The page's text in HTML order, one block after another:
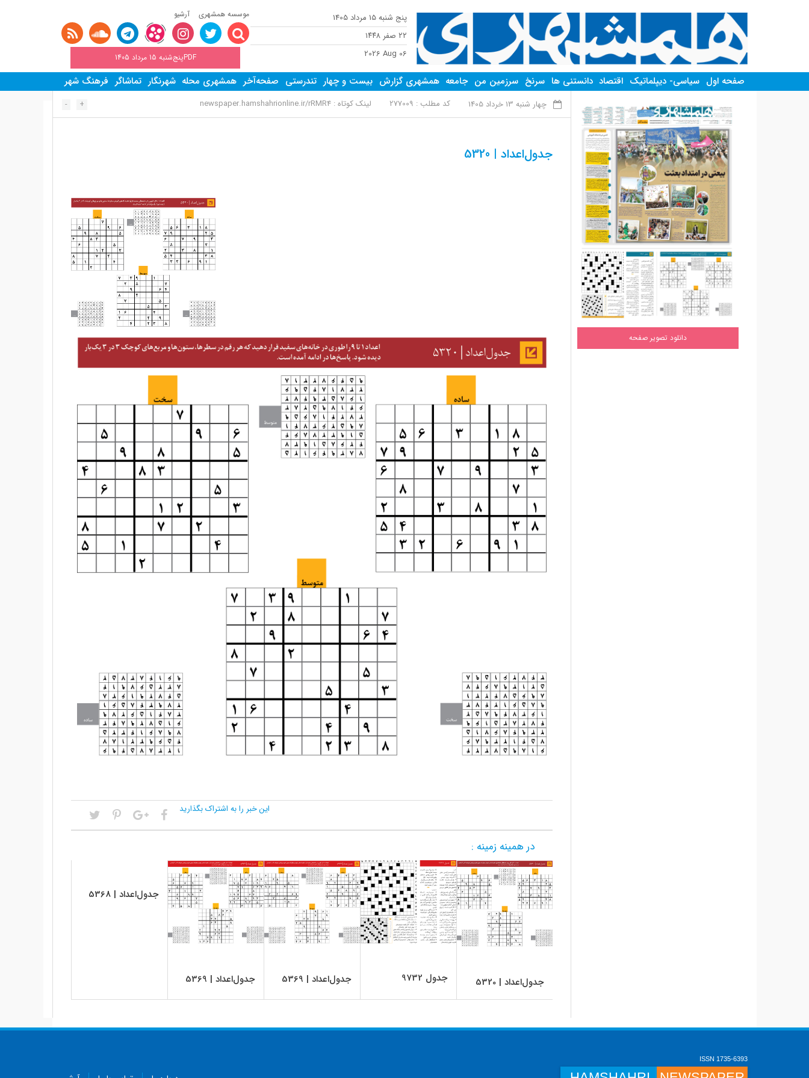
پنج شنبه 15 مرداد 1405
٢٢ صفر ١٤٤٨
2026 Aug 06
موسسه همشهری آرشیو
PDFپنج‌شنبه 15 مرداد 1405
صفحه اول سیاسی- دیپلماتیک اقتصاد دانستنی ها سرنخ سرزمین من جامعه همشهری گزارش بیست و چهار تندرستی صفحه‌آخر همشهری محله شهرنگار تماشاگر فرهنگ شهر
دانلود تصویر صفحه
چهار شنبه 13 خرداد 1405 کد مطلب : 277009 لینک کوتاه : newspaper.hamshahrionline.ir/rRMR4
+
-
جدول‌اعداد | 5320
این خبر را به اشتراک بگذارید
در همینه زمینه :
جدول‌اعداد | 5320 جدول 9732 جدول‌اعداد | 5369 جدول‌اعداد | 5369
جدول‌اعداد | 5368
ISSN 1735-6393